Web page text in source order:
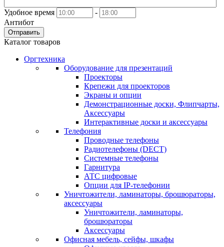
Удобное время
-
Антибот
Отправить
Каталог товаров
Оргтехника
Оборудование для презентаций
Проекторы
Крепежи для проекторов
Экраны и опции
Демонстрационные доски, Флипчарты,
Аксессуары
Интерактивные доски и аксессуары
Телефония
Проводные телефоны
Радиотелефоны (DECT)
Системные телефоны
Гарнитура
АТС цифровые
Опции для IP-телефонии
Уничтожители, ламинаторы, брошюраторы,
аксессуары
Уничтожители, ламинаторы,
брошюраторы
Аксессуары
Офисная мебель, сейфы, шкафы